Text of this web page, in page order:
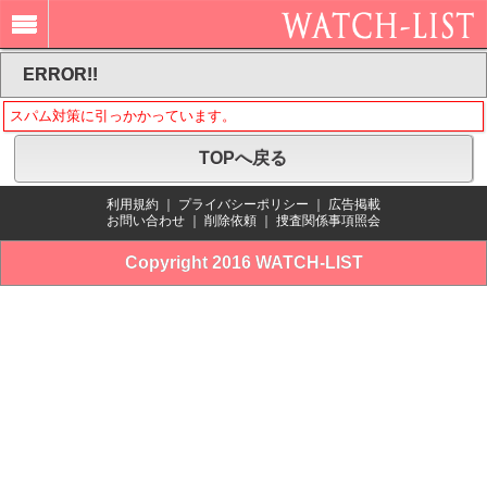
ERROR!!
スパム対策に引っかかっています。
TOPへ戻る
利用規約 プライバシーポリシー
広告掲載
お問い合わせ
削除依頼 捜査関係事項照会
Copyright 2016 WATCH-LIST